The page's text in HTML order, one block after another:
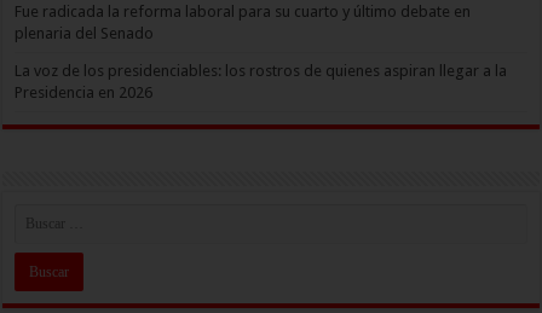
Fue radicada la reforma laboral para su cuarto y último debate en
plenaria del Senado
La voz de los presidenciables: los rostros de quienes aspiran llegar a la
Presidencia en 2026